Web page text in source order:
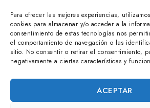
Para ofrecer las mejores experiencias,
cookies para almacenar y/o acceder a la
consentimiento de estas tecnologías nos
el comportamiento de navegación o las
sitio. No consentir o retirar el consentimiento,
negativamente a ciertas características y
ACEPTAR
© 2025 Mi Pequeña Tienda.
reservados